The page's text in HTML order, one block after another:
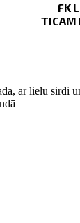
FK
TICAM
ar lielu